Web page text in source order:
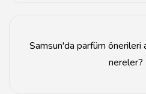
Samsun'da parfüm
nereler?